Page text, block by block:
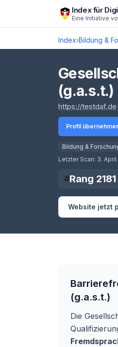
Zum Hauptinhalt springen
Index für
Eine Initiative
Index›Bildung &
Score lädt
(g.a.s.t.)
https://testdaf.de
Profil
Bildung &
Letzter Scan: 3.
#Rang 2181
Website jetzt
(g.a.s.t.)
Die